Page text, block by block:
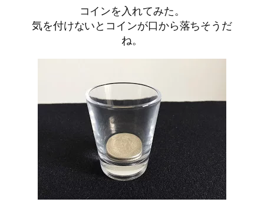
コインを入れてみた。
気を付けないとコインが口から落ちそうだ
ね。